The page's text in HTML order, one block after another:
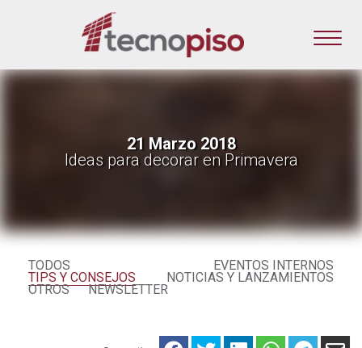
21 Marzo 2018
Ideas para decorar en Primavera
TODOS EVENTOS INTERNOS
TIPS Y CONSEJOS NOTICIAS Y LANZAMIENTOS
OTROS NEWSLETTER